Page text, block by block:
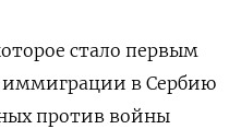
стало первым
иммиграции в Сербию
против войны